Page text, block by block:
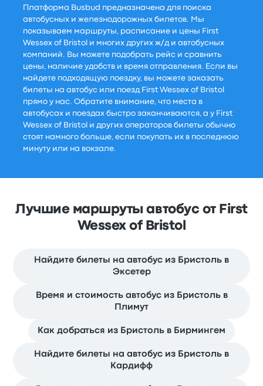
Платформа Busbud предназначена для поиска
автобусных и железнодорожных билетов. Мы
показываем маршруты, расписание и цены First
Wessex of Bristol и многих других ж/д и автобусных
компаний. Вы можете подобрать рейс и сравнить
цены, наличие удобств и время отправления. Если вы
найдете подходящую поездку, вы можете заказать
билеты на автобус или поезд First Wessex of Bristol
прямо у нас. Обратите внимание, что места в
автобусах и поездах быстро заканчиваются, а у First
Wessex of Bristol и других операторов билеты обычно
стоят намного больше, если покупать их в последнюю
минуту или на вокзале.
Лучшие маршруты автобус от First
Wessex of Bristol
Найдите билеты на автобус из Бристоль в
Эксетер
Время и стоимость автобус из Бристоль в
Плимут
Как добраться из Бристоль в Бирмингем
Найдите билеты на автобус из Бристоль в
Кардифф